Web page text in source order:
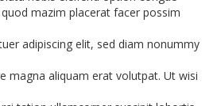
mazim placerat facer possim
adipiscing elit, sed diam nonummy
magna aliquam erat volutpat. Ut wisi